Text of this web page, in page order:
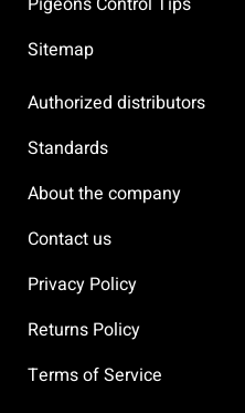
Sitemap
Authorized distributors
Standards
About the company
Contact us
Privacy Policy
Returns Policy
Terms of Service